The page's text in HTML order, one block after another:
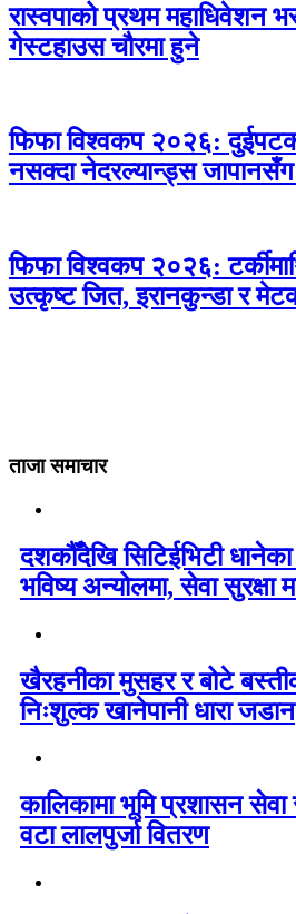
रास्वपाको प्रथम महाधिवेशन
गेस्टहाउस चौरमा हुने
फिफा विश्वकप २०२६:
नसक्दा नेदरल्यान्ड्स जापानसँग
फिफा विश्वकप २०२६:
उत्कृष्ट जित, इरानकुन्डा र
ताजा समाचार
दशकौँदेखि सिटिईभिटी धानेका
भविष्य अन्योलमा, सेवा सुरक्षा
खैरहनीका मुसहर र बोटे
निःशुल्क खानेपानी धारा जडान
कालिकामा भूमि प्रशासन
वटा लालपुर्जा वितरण